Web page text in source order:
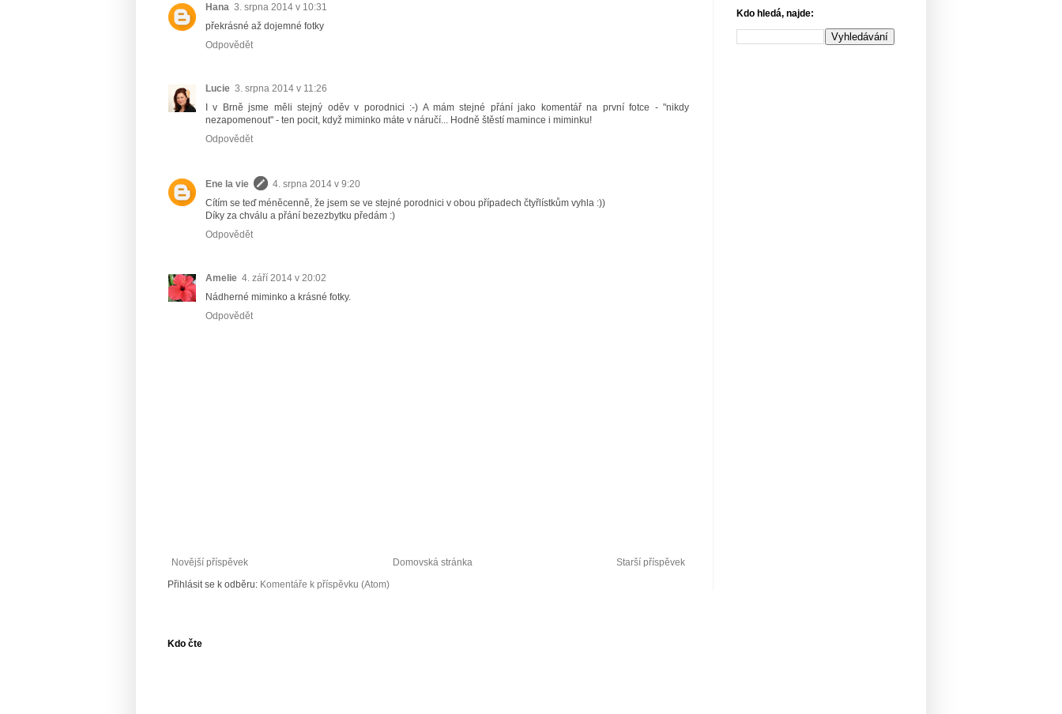
Hana 3. srpna 2014 v 10:31
překrásné až dojemné fotky
Odpovědět
Lucie 3. srpna 2014 v 11:26
I v Brně jsme měli stejný oděv v porodnici :-) A mám stejné přání jako komentář na první fotce - "nikdy
nezapomenout" - ten pocit, když miminko máte v náručí... Hodně štěstí mamince i miminku!
Odpovědět
Ene la vie
4. srpna 2014 v 9:20
Cítím se teď méněcenně, že jsem se ve stejné porodnici v obou případech čtyřlístkům vyhla :))
Díky za chválu a přání bezezbytku předám :)
Odpovědět
Amelie 4. září 2014 v 20:02
Nádherné miminko a krásné fotky.
Odpovědět
Novější příspěvek Starší příspěvek
Domovská stránka
Přihlásit se k odběru: Komentáře k příspěvku (Atom)
Kdo hledá, najde:
Kdo čte